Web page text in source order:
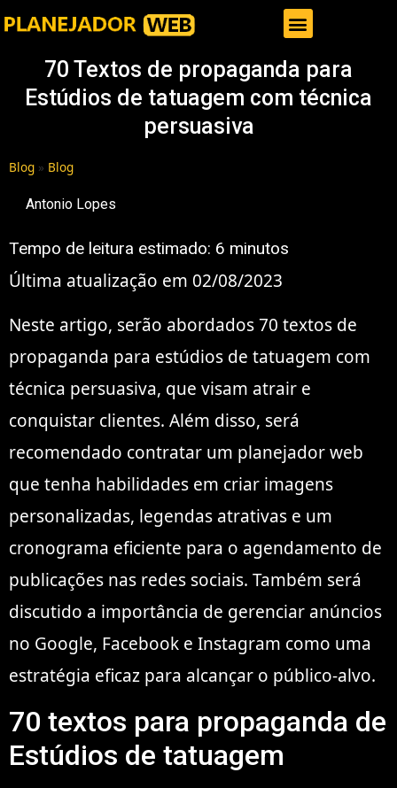
70 Textos de propaganda para
Estúdios de tatuagem com técnica
persuasiva
Blog » Blog
Antonio Lopes
Tempo de leitura estimado: 6 minutos
Última atualização em 02/08/2023
Neste artigo, serão abordados 70 textos de
propaganda para estúdios de tatuagem com
técnica persuasiva, que visam atrair e
conquistar clientes. Além disso, será
recomendado contratar um planejador web
que tenha habilidades em criar imagens
personalizadas, legendas atrativas e um
cronograma eficiente para o agendamento de
publicações nas redes sociais. Também será
discutido a importância de gerenciar anúncios
no Google, Facebook e Instagram como uma
estratégia eficaz para alcançar o público-alvo.
70 textos para propaganda de
Estúdios de tatuagem